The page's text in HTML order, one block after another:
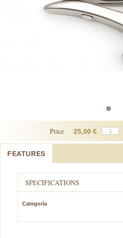
Price 25,00 €
FEATURES
SPECIFICATIONS
Categoría